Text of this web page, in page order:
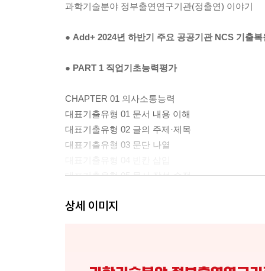
과학기술분야 정부출연연구기관(정출연) 이야기
● Add+ 2024년 하반기 주요 공공기관 NCS 기출복
● PART 1 직업기초능력평가
CHAPTER 01 의사소통능력
대표기출유형 01 문서 내용 이해
대표기출유형 02 글의 주제·제목
대표기출유형 03 문단 나열
대표기출유형 05 문서 작성·수정
대표기출유형 07 한자성어·속담
대표기출유형 02 수열 규칙
상세 이미지